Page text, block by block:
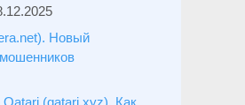
Новый
(qatari.xyz). Как